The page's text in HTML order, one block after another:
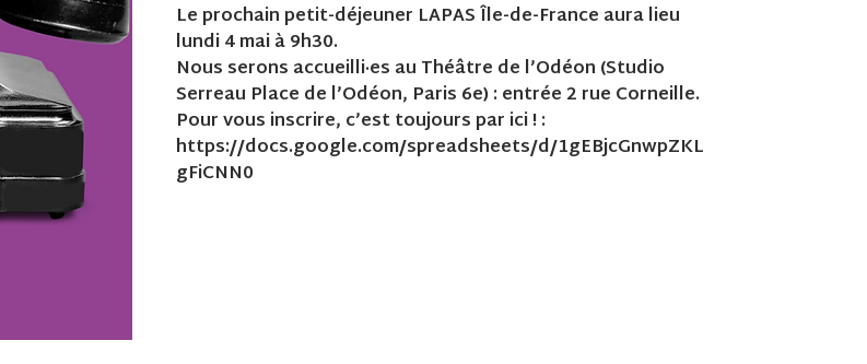
Le prochain petit-déjeuner LAPAS Île-de-France aura lieu
lundi 4 mai à 9h30.
Nous serons accueilli·es au Théâtre de l’Odéon (Studio
Serreau Place de l’Odéon, Paris 6e) : entrée 2 rue Corneille.
Pour vous inscrire, c’est toujours par ici ! :
https://docs.google.com/spreadsheets/d/1gEBjcGnwpZKL
gFiCNN0